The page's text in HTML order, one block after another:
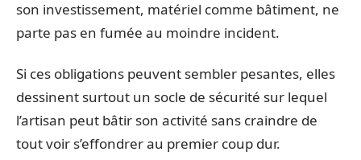
son investissement, matériel comme bâtiment, ne
parte pas en fumée au moindre incident.
Si ces obligations peuvent sembler pesantes, elles
dessinent surtout un socle de sécurité sur lequel
l’artisan peut bâtir son activité sans craindre de
tout voir s’effondrer au premier coup dur.